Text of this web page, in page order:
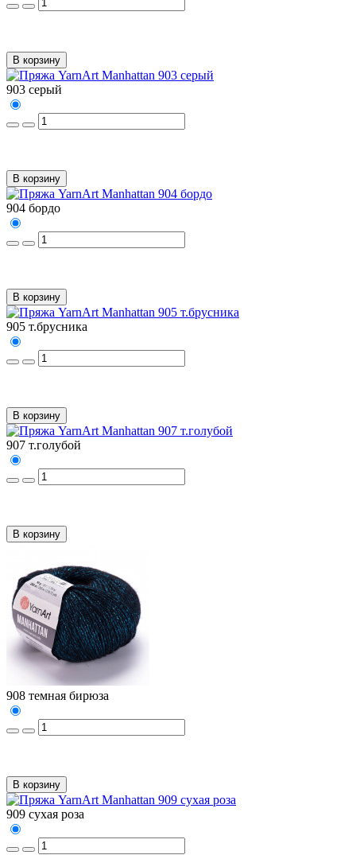
В корзину
903 серый
В корзину
904 бордо
В корзину
905 т.брусника
В корзину
907 т.голубой
В корзину
908 темная бирюза
В корзину
909 сухая роза